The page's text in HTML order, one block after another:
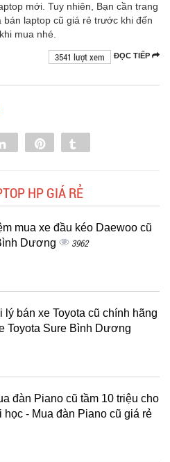
mới. Tuy nhiên, Bạn cần trang
laptop cũ giá rẻ trước khi đến
mua nhé.
ĐỌC TIẾP
3541 lượt xem
Share
HP GIÁ RẺ
mua xe đầu kéo Daewoo cũ
Dương
3962
lý bán xe Toyota cũ chính hãng
Toyota Sure Bình Dương
đàn Piano cũ tầm 10 triệu cho
- Mua đàn Piano cũ giá rẻ